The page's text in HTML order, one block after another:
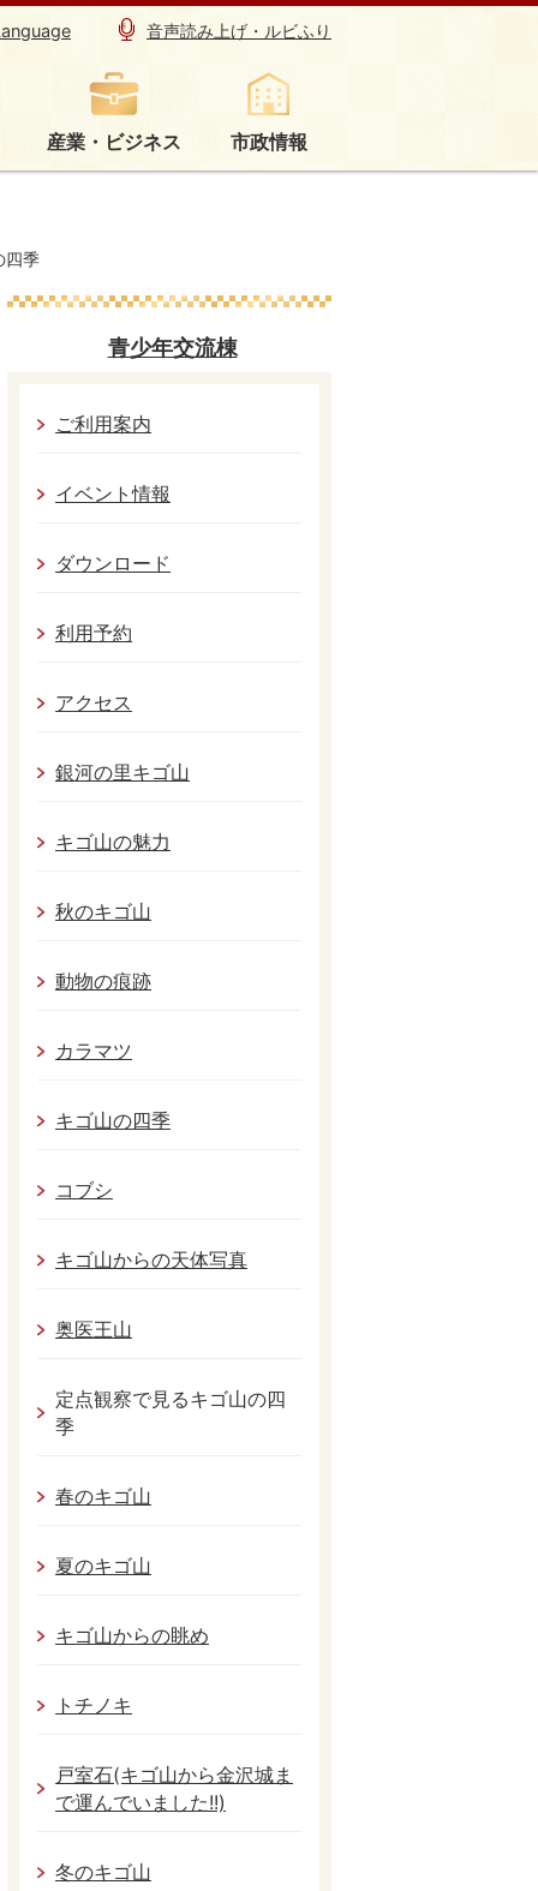
音声読み上げ・ルビふり
産業・ビジネス 市政情報
四季
青少年交流棟
ご利用案内
イベント情報
ダウンロード
利用予約
アクセス
銀河の里キゴ山
キゴ山の魅力
秋のキゴ山
動物の痕跡
カラマツ
キゴ山の四季
コブシ
キゴ山からの天体写真
奥医王山
定点観察で見るキゴ山の四
季
春のキゴ山
夏のキゴ山
キゴ山からの眺め
トチノキ
戸室石(キゴ山から金沢城ま
で運んでいました!!)
冬のキゴ山